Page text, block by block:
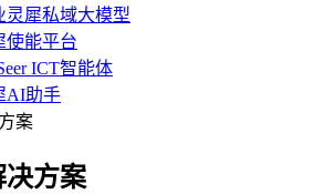
灵犀私域大模型
使能平台
ICT智能体
AI助手
案
决方案